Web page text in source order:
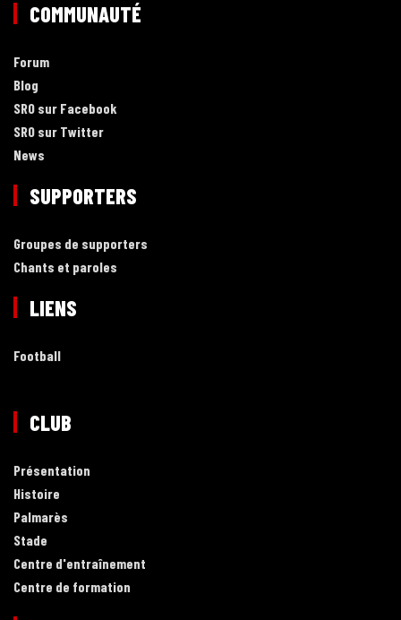
COMMUNAUTÉ
Forum
Blog
SRO sur Facebook
SRO sur Twitter
News
SUPPORTERS
Groupes de supporters
Chants et paroles
LIENS
Football
CLUB
Présentation
Histoire
Palmarès
Stade
Centre d'entraînement
Centre de formation